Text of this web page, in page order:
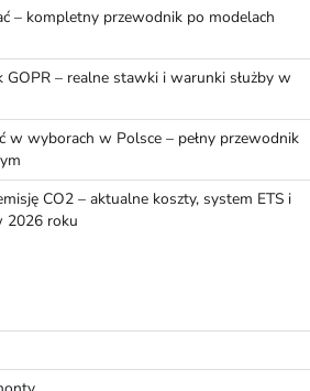
– kompletny przewodnik po modelach
GOPR – realne stawki i warunki służby w
w wyborach w Polsce – pełny przewodnik
CO2 – aktualne koszty, system ETS i
2026 roku